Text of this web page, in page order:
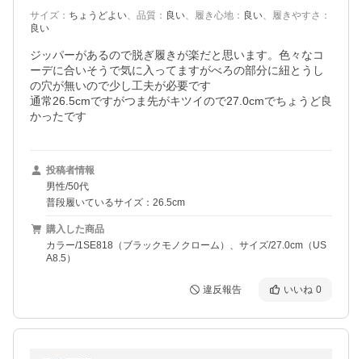
サイズ ： ちょうどよい、 品質 ： 良い、 履き心地 ： 良い、 履きやすさ ：
良い
ジッパーがあるので脱ぎ履きが楽だと思います。色々なコ
ーデに合いそうで気に入ってますがべろの部分に紐とうし
の穴が無いので少し工夫が必要です
通常26.5cmですがつま先がキツイので27.0cmでちょうど良
かったです
投稿者情報
男性/50代
普段履いているサイズ：26.5cm
購入した商品
カラー/1SE818（ブラックモノクローム）、サイズ/27.0cm（US
A8.5）
違反報告 いいね 0